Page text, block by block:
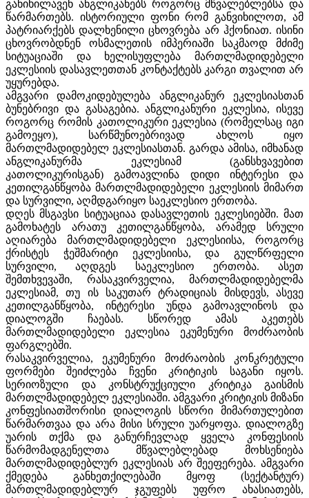
განიხილავენ ანგლიკანებს როგორც მწვალებლებსა და
წარმართებს. ისტორიული ფონი რომ განვიხილოთ, ამ
პატრიარქებს დალხენილი ცხოვრება არ ჰქონიათ. ისინი
ცხოვრობდნენ ოსმალეთის იმპერიაში საკმაოდ მძიმე
სიტუაციაში და ხელისუფლება მართლმადიდებელი
ეკლესიის დასავლეთთან კონტაქტებს კარგი თვალით არ
უყურებდა.
ამგვარი დამოკიდებულება ანგლიკანურ ეკლესიასთან
ბუნებრივი და გასაგებია. ანგლიკანური ეკლესია, ისევე
როგორც რომის კათოლიკური ეკლესია (რომელსაც იგი
გამოეყო), სარწმუნოებრივად ახლოს იყო
მართლმადიდებელ ეკლესიასთან. გარდა ამისა, იმხანად
ანგლიკანურმა ეკლესიამ (განსხვავებით
კათოლიკურისგან) გამოავლინა დიდი ინტერესი და
კეთილგანწყობა მართლმადიდებელი ეკლესიის მიმართ
და სურვილი, აღმდგარიყო საეკლესიო ერთობა.
დღეს მსგავსი სიტუაციაა დასავლეთის ეკლესიებში. მათ
გამოხატეს არათუ კეთილგანწყობა, არამედ სრული
აღიარება მართლმადიდებელი ეკლესიისა, როგორც
ქრისტეს ჭეშმარიტი ეკლესიისა, და გულწრფელი
სურვილი, აღდგეს საეკლესიო ერთობა. ასეთ
შემთხვევაში, რასაკვირველია, მართლმადიდებელმა
ეკლესიამ, თუ ის საკუთარ ტრადიციას მისდევს, ასევე
კეთილგანწყობა, ინტერესი უნდა გამოავლინოს და
დიალოგში ჩაებას. სწორედ ამას აკეთებს
მართლმადიდებელი ეკლესია ეკუმენური მოძრაობის
ფარგლებში.
რასაკვირველია, ეკუმენური მოძრაობის კონკრეტული
ფორმები შეიძლება ჩვენი კრიტიკის საგანი იყოს.
სერიოზული და კონსტრუქციული კრიტიკა გაისმის
მართლმადიდებელ ეკლესიაში. ამგვარი კრიტიკის მიზანი
კონფესიათშორისი დიალოგის სწორი მიმართულებით
წარმართვაა და არა მისი სრული უარყოფა. დიალოგზე
უარის თქმა და განურჩევლად ყველა კონფესიის
წარმომადგენელთა მწვალებლებად მოხსენიება
მართლმადიდებლურ ეკლესიას არ შეეფერება. ამგვარი
ქმედება განხეთქილებაში მყოფ (სექტანტურ)
მართლმადიდებლურ ჯგუფებს უფრო ახასიათებს,